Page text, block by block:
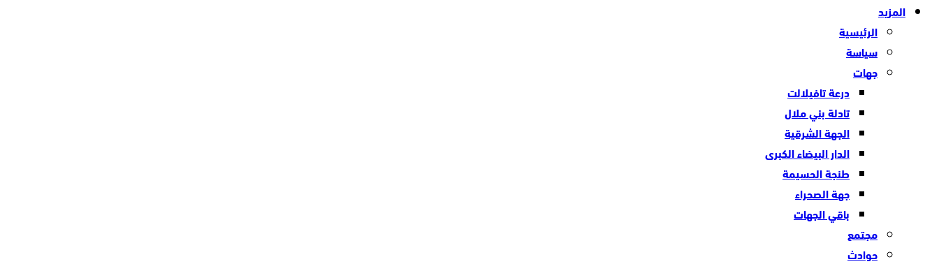
المزيد
الرئيسية
سياسة
جهات
درعة تافيلالت
تادلة بني ملال
الجهة الشرقية
الدار البيضاء الكبرى
طنجة الحسيمة
جهة الصحراء
باقي الجهات
مجتمع
حوادث